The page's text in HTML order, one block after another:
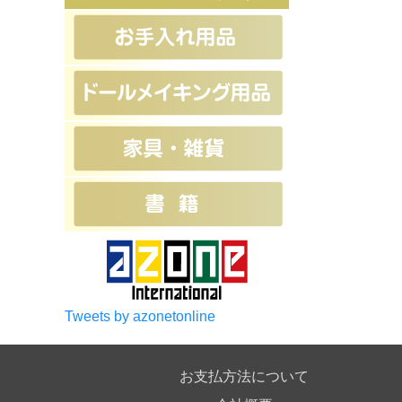
Tweets by azonetonline
お支払方法について